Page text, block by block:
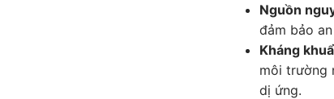
Nguồn
đảm bảo
Kháng
môi trường
dị ứng.